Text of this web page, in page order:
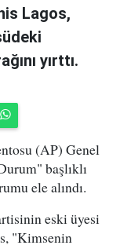
Lagos,
yırttı.
(AP) Genel
başlıklı
ele alındı.
eski üyesi
"Kimsenin